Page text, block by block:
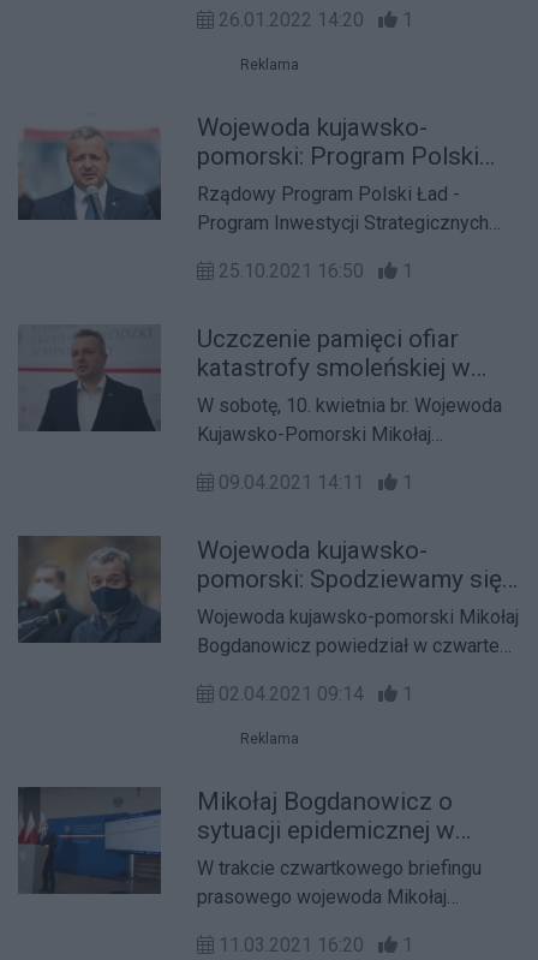
mln zł wsparcia rządowego na
uruchomienie 450 linii autobusowych
walce z wykluczeniem
komunikacyjnym mieszkańców
regionu.
26.01.2022 14:20 1
Reklama
Wojewoda kujawsko-
pomorski: Program Polski
Ład - Program Inwestycji
Strategicznych zmieni
rzeczywistość
samorządową
Rządowy Program Polski Ład -
Program Inwestycji Strategicznych
w województwie kujawsko-
Mikołaj Bogdanowicz. W ramach
programu do regionu trafi 1,26 mld zł
na realizację przedsięwzięć.
25.10.2021 16:50 1
Uczczenie pamięci ofiar
katastrofy smoleńskiej w
województwie kujawsko-
pomorskim
W sobotę, 10. kwietnia br. Wojewoda
Kujawsko-Pomorski Mikołaj
grobach ofiar katastrofy smoleńskiej
województwie kujawsko-pomorskim.
09.04.2021 14:11 1
Wojewoda kujawsko-
pomorski: Spodziewamy się
wzrostu liczby chorych w
szpitalach
Wojewoda kujawsko-pomorski Mikołaj
Bogdanowicz powiedział w czwartek,
spodziewany jest wzrost chorych na
COVID-19. Podał, że w województwie
101.
02.04.2021 09:14 1
Reklama
Mikołaj Bogdanowicz o
sytuacji epidemicznej w
kujawsko-pomorskim
W trakcie czwartkowego briefingu
prasowego wojewoda Mikołaj
aktualnej sytuacji epidemicznej w
11.03.2021 16:20 1